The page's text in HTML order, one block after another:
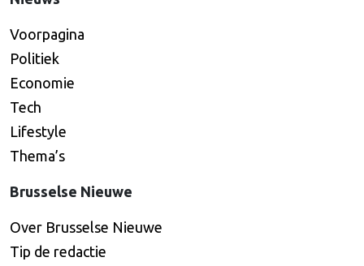
Voorpagina
Politiek
Economie
Tech
Lifestyle
Thema’s
Brusselse Nieuwe
Over Brusselse Nieuwe
Tip de redactie